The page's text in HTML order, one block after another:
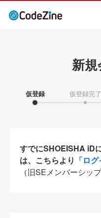
新
仮登録 仮登録完了
すでにSHOEISHA iD
は、こちらより 「ロ
（旧SEメンバーシッ